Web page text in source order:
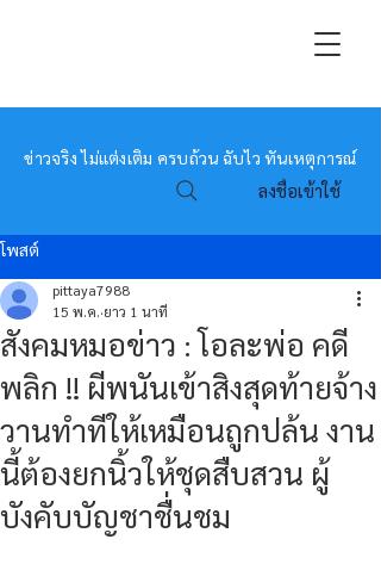
หมอข่าว
ข่าวจริง ไม่แต่งเติม ครบถ้วน ฉับไว ทันเหตุการณ์
ลงชื่อเข้าใช้
โพสต์
สังคมหมอข่าว : โอละพ่อ คดี
พลิก !! ผีพนันเข้าสิงสุดท้ายจ้าง
วานทำทีให้เหมือนถูกปล้น งาน
นี้ต้องยกนิ้วให้ชุดสืบสวน ผู้
บังคับบัญชาชื่นชม
pittaya7988
15 พ.ค. ยาว 1 นาที